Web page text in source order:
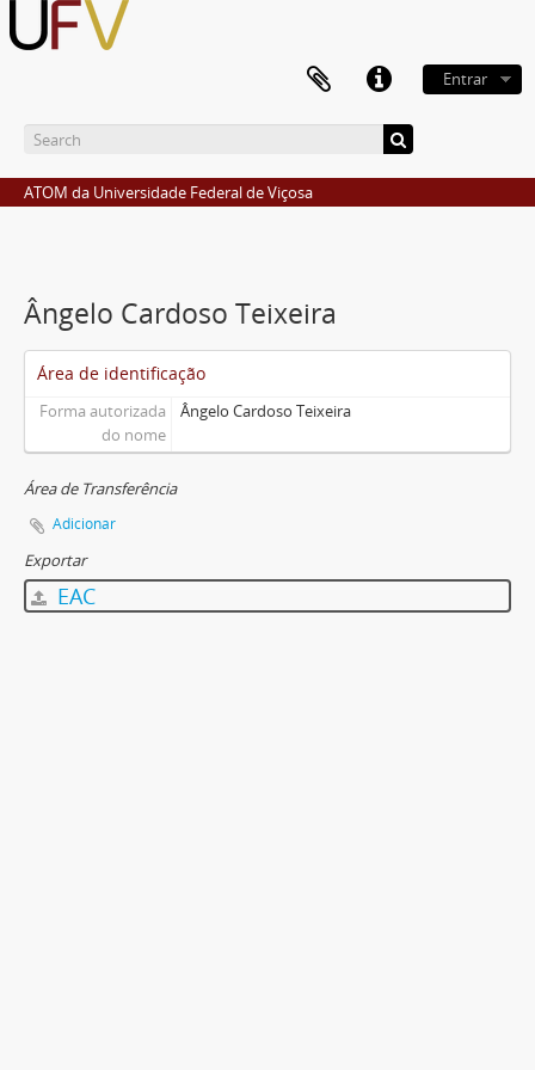
Entrar
ATOM da Universidade Federal de Viçosa
Ângelo Cardoso Teixeira
Área de identificação
Forma autorizada
do nome
Ângelo Cardoso Teixeira
Área de Transferência
Adicionar
Exportar
EAC